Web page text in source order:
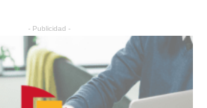
- Publicidad -